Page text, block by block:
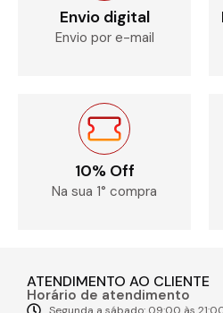
Envio digital
Envio por e-mail
10% Off
Na sua 1° compra
ATENDIMENTO AO CLIENTE
Horário de atendimento